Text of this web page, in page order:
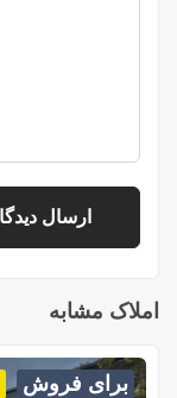
املاک مشابه
برای فروش